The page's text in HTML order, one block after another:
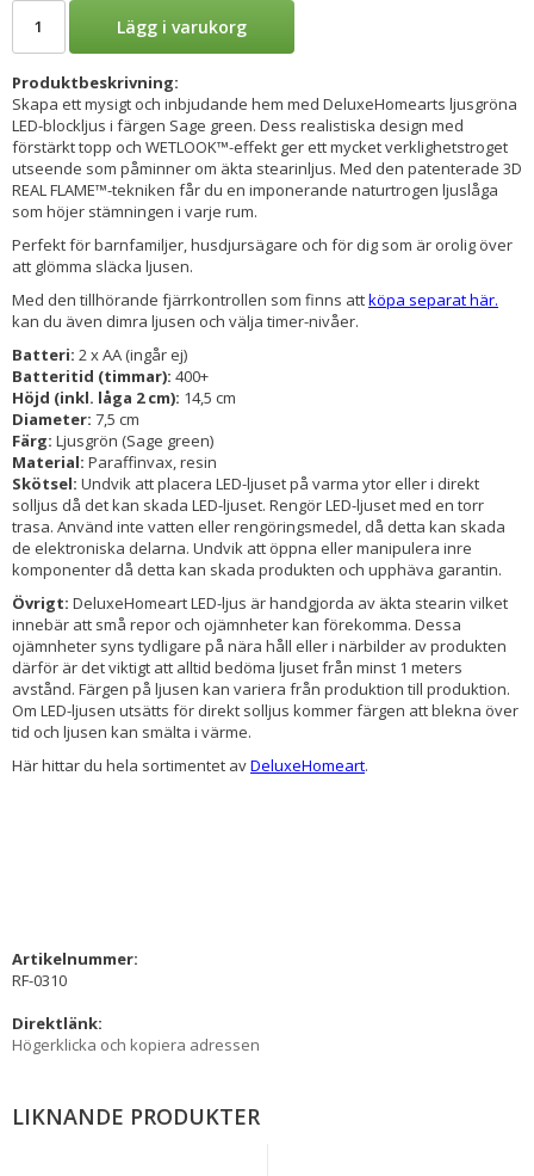
Lägg i varukorg
Produktbeskrivning:
Skapa ett mysigt och inbjudande hem med DeluxeHomearts ljusgröna
LED-blockljus i färgen Sage green. Dess realistiska design med
förstärkt topp och WETLOOK™-effekt ger ett mycket verklighetstroget
utseende som påminner om äkta stearinljus. Med den patenterade 3D
REAL FLAME™-tekniken får du en imponerande naturtrogen ljuslåga
som höjer stämningen i varje rum.
Perfekt för barnfamiljer, husdjursägare och för dig som är orolig över
att glömma släcka ljusen.
Med den tillhörande fjärrkontrollen som finns attköpa separat här.
kan du även dimra ljusen och välja timer-nivåer.
Batteri: 2 x AA (ingår ej)
Batteritid (timmar): 400+
Höjd (inkl. låga 2 cm): 14,5 cm
Diameter: 7,5 cm
Färg: Ljusgrön (Sage green)
Material: Paraffinvax, resin
Skötsel: Undvik att placera LED-ljuset på varma ytor eller i direkt
solljus då det kan skada LED-ljuset. Rengör LED-ljuset med en torr
trasa. Använd inte vatten eller rengöringsmedel, då detta kan skada
de elektroniska delarna. Undvik att öppna eller manipulera inre
komponenter då detta kan skada produkten och upphäva garantin.
Övrigt: DeluxeHomeart LED-ljus är handgjorda av äkta stearin vilket
innebär att små repor och ojämnheter kan förekomma. Dessa
ojämnheter syns tydligare på nära håll eller i närbilder av produkten
därför är det viktigt att alltid bedöma ljuset från minst 1 meters
avstånd. Färgen på ljusen kan variera från produktion till produktion.
Om LED-ljusen utsätts för direkt solljus kommer färgen att blekna över
tid och ljusen kan smälta i värme.
Här hittar du hela sortimentet avDeluxeHomeart.
Artikelnummer:
RF-0310
Direktlänk:
Högerklicka och kopiera adressen
LIKNANDE PRODUKTER